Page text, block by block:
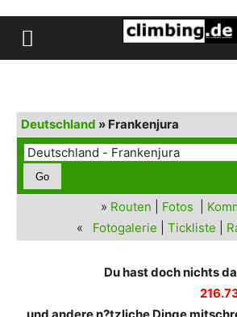
Deutschland » Frankenjura
» Routen Fotos
« Fotogalerie Tickliste
Du hast doch nichts